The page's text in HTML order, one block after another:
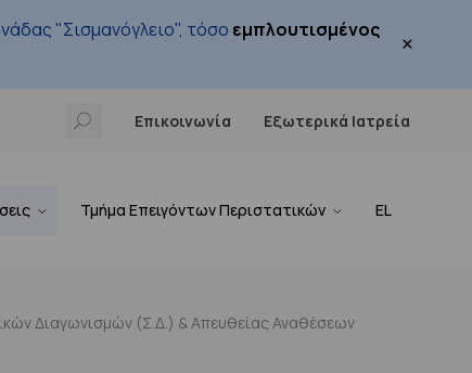
"Σισμανόγλειο", τόσο εμπλουτισμένος
×
Επικοινωνία Εξωτερικά Ιατρεία
Τμήμα Επειγόντων Περιστατικών EL
Διαγωνισμών (Σ.Δ.) & Απευθείας Αναθέσεων